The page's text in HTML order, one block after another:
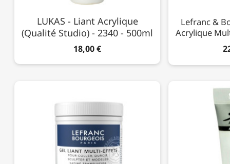
LUKAS - Liant Acrylique
(Qualité Studio) - 2340 - 500ml
18,00 €
Lefranc &
Acrylique